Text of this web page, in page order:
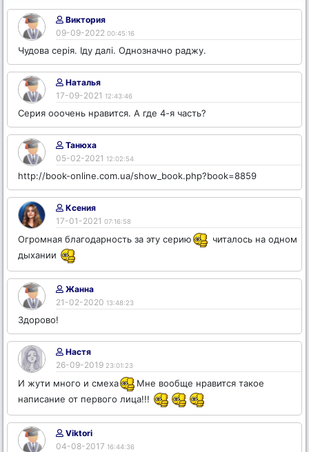
Виктория
09-09-2022 00:45:16
Чудова серія. Іду далі. Однозначно раджу.
Наталья
17-09-2021 12:43:46
Серия ооочень нравится. А где 4-я часть?
Танюха
05-02-2021 12:02:54
http://book-online.com.ua/show_book.php?book=8859
Ксения
17-01-2021 07:16:58
Огромная благодарность за эту серию
читалось на одном
дыхании
Жанна
21-02-2020 13:48:23
Здорово!
Настя
26-09-2019 23:01:23
И жути много и смеха
Мне вообще нравится такое
написание от первого лица!!!
Viktori
04-08-2017 16:44:36